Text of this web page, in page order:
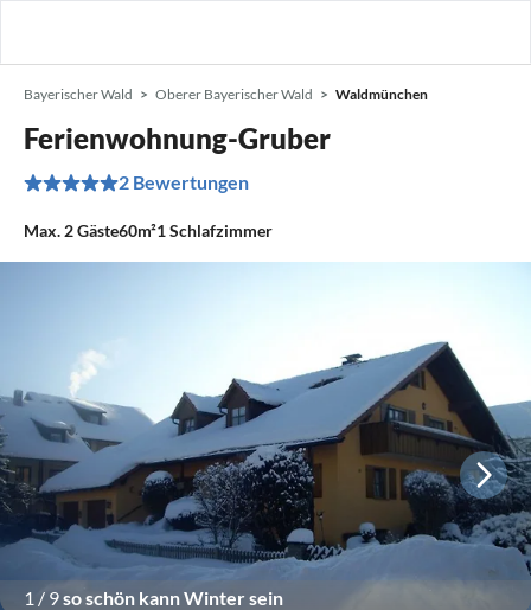
Bayerischer Wald Oberer Bayerischer Wald Waldmünchen
Ferienwohnung-Gruber
2 Bewertungen
Max. 2Gäste60m²1Schlafzimmer
1 / 9so schön kann Winter sein